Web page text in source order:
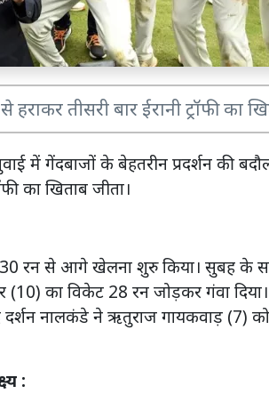
तीसरी बार ईरानी ट्रॉफी का
में गेंदबाजों के बेहतरीन प्रदर्शन की
का खिताब जीता।
रन से आगे खेलना शुरु किया। सुबह के
(10) का विकेट 28 रन जोड़कर गंवा
दर्शन नालकंडे ने ऋतुराज गायकवाड़
: